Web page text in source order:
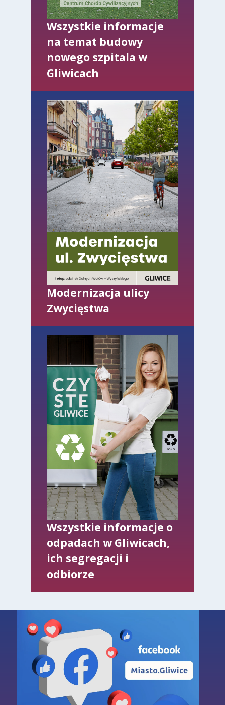
Wszystkie informacje
na temat budowy
nowego szpitala w
Gliwicach
Modernizacja ulicy
Zwycięstwa
Wszystkie informacje o
odpadach w Gliwicach,
ich segregacji i
odbiorze